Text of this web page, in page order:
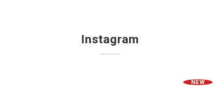
Instagram
NEW